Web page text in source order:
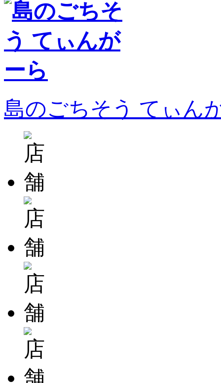
島のごちそう てぃん